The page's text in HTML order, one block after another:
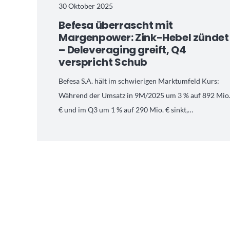
30 Oktober 2025
Befesa überrascht mit
Margenpower: Zink-Hebel zündet
– Deleveraging greift, Q4
verspricht Schub
Befesa S.A. hält im schwierigen Marktumfeld Kurs:
Während der Umsatz in 9M/2025 um 3 % auf 892
€ und im Q3 um 1 % auf 290 Mio. € sinkt,…